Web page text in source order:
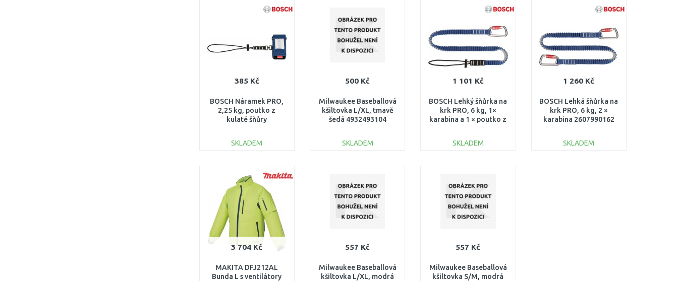
Porovnat
385 Kč
BOSCH Náramek PRO,
2,25 kg, poutko z
kulaté šňůry
SKLADEM
Porovnat
500 Kč
Milwaukee Baseballová
kšiltovka L/XL, tmavě
šedá 4932493104
SKLADEM
Porovnat
1 101 Kč
BOSCH Lehký šňůrka na
krk PRO, 6 kg, 1×
karabina a 1 × poutko z
SKLADEM
Porovnat
1 260 Kč
BOSCH Lehká šňůrka na
krk PRO, 6 kg, 2 ×
karabina 2607990162
SKLADEM
3 704 Kč
MAKITA DFJ212AL
Bunda L s ventilátory
557 Kč
Milwaukee Baseballová
kšiltovka L/XL, modrá
557 Kč
Milwaukee Baseballová
kšiltovka S/M, modrá